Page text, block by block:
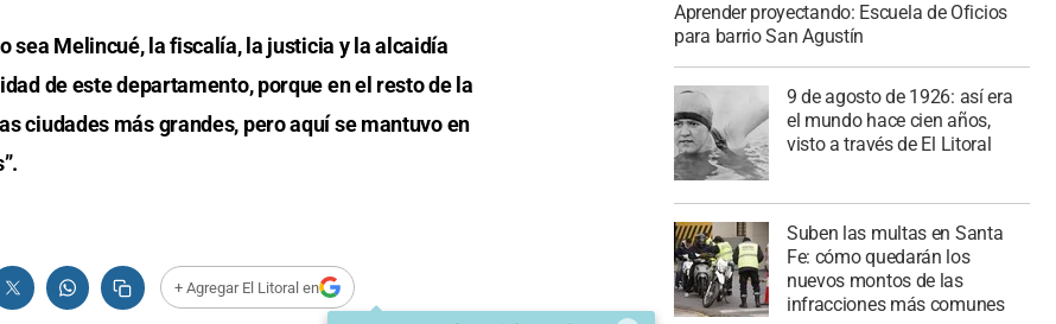
sea Melincué, la fiscalía, la justicia y la alcaidía
de este departamento, porque en el resto de la
ciudades más grandes, pero aquí se mantuvo en
+ Agregar El Litoral en
Aprender proyectando: Escuela de Oficios
para barrio San Agustín
9 de agosto de 1926: así era
el mundo hace cien años,
visto a través de El Litoral
Suben las multas en Santa
Fe: cómo quedarán los
nuevos montos de las
infracciones más comunes